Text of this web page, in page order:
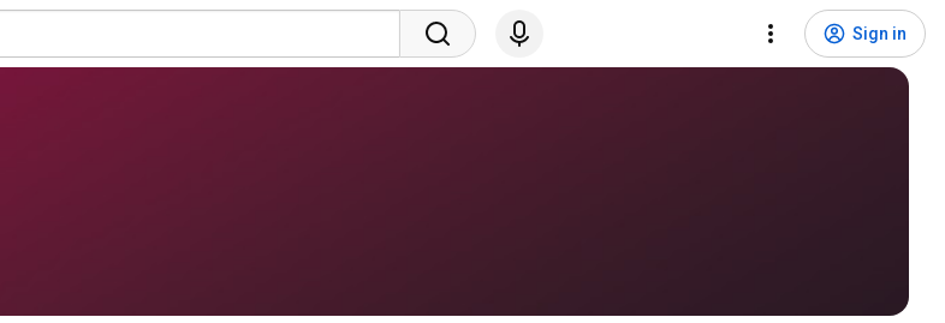
Sign in